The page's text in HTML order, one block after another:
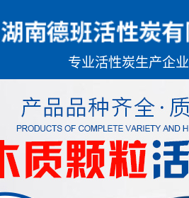
专业活性炭生产企业